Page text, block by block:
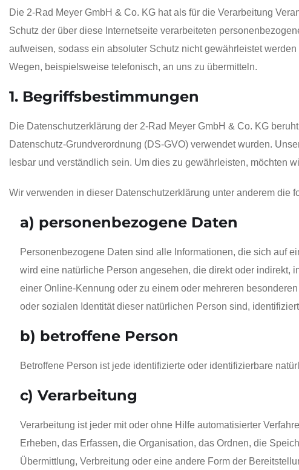
Die 2-Rad Meyer GmbH & Co. KG hat als für die Verarbeitung
Schutz der über diese Internetseite verarbeiteten
aufweisen, sodass ein absoluter Schutz nicht gewährleistet
Wegen, beispielsweise telefonisch, an uns zu übermitteln.
1. Begriffsbestimmungen
Die Datenschutzerklärung der 2-Rad Meyer GmbH & Co. KG
Datenschutz-Grundverordnung (DS-GVO) verwendet wurden.
lesbar und verständlich sein. Um dies zu gewährleisten, möchten
Wir verwenden in dieser Datenschutzerklärung unter anderem die
a) personenbezogene Daten
Personenbezogene Daten sind alle Informationen, die sich auf
wird eine natürliche Person angesehen, die direkt oder indirekt,
einer Online-Kennung oder zu einem oder mehreren
oder sozialen Identität dieser natürlichen Person sind,
b) betroffene Person
Betroffene Person ist jede identifizierte oder identifizierbare
c) Verarbeitung
Verarbeitung ist jeder mit oder ohne Hilfe automatisierter
Erheben, das Erfassen, die Organisation, das Ordnen, die
Übermittlung, Verbreitung oder eine andere Form der